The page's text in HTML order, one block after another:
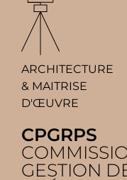
ARCHITECTURE
& MAITRISE
D'ŒUVRE
CPGRPS
GESTION